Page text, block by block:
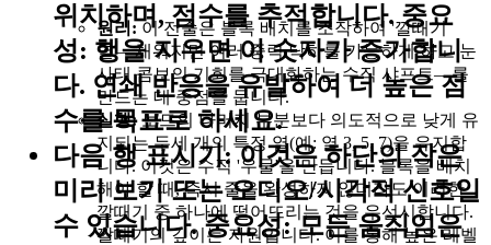
위치하며, 점수를 추적합니다.중요
성: 행을 지우면 이 숫자가 증가합니
다. 연쇄 반응을 유발하여 더 높은 점
수를 목표로 하세요.
다음 행 표시기:이것은 하단의 작은
미리 보기 또는 오디오/시각적 신호일
수 있습니다.중요성:모든 움직임은
원리:이 전술은 블록 배치를 조작하여 '깔때기
열'—채워지면 여러 중력 낙하를 가능하게 하고 눈
사태 콤보의 기회를 극대화하는 수직 샤프트—를
만드는 데 중점을 둡니다.
실행:보드의 나머지 부분보다 의도적으로 낮게 유
지되는 두세 개의 특정 열(예: 열 3, 5, 7)을 유지합
니다. 이것은 수직 '우물'을 만듭니다. 블록을 배치
해야 할 때, 즉시 줄을 완성하지 않더라도 이러한
깔때기 중 하나에 떨어뜨리는 것을 우선시합니다.
깔때기의 깊이는 자원입니다. 이를 통해 높은 레벨